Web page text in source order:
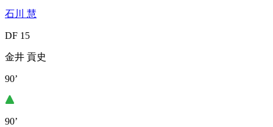
石川 慧
DF 15
金井 貢史
90’
90’